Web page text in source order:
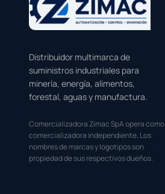
Distribuidor multimarca de
suministros industriales para
minería, energía, alimentos,
forestal, aguas y manufactura.
Comercializadora Zimac SpA opera como
comercializadora independiente. Los
nombres de marcas y logotipos son
propiedad de sus respectivos dueños.